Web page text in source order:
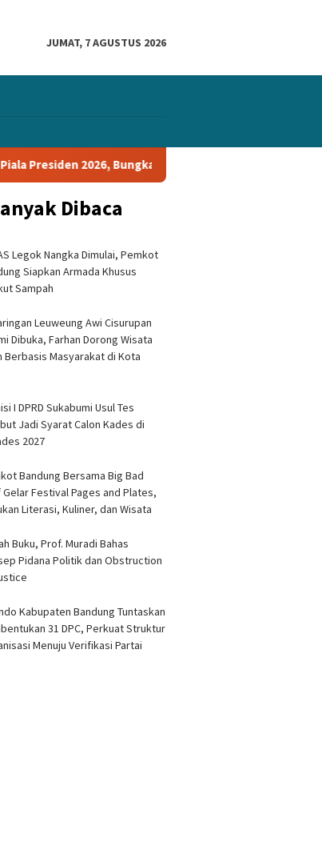
JUMAT, 7 AGUSTUS 2026
Bungkam Tampines Rovers 1-0 dan Lolos ke Semifinal
Dibaca
Legok Nangka Dimulai, Pemkot
Siapkan Armada Khusus
Sampah
Leuweung Awi Cisurupan
Dibuka, Farhan Dorong Wisata
Berbasis Masyarakat di Kota
I DPRD Sukabumi Usul Tes
Jadi Syarat Calon Kades di
2027
Bandung Bersama Big Bad
Gelar Festival Pages and Plates,
Literasi, Kuliner, dan Wisata
Buku, Prof. Muradi Bahas
Pidana Politik dan Obstruction
Kabupaten Bandung Tuntaskan
31 DPC, Perkuat Struktur
Menuju Verifikasi Partai